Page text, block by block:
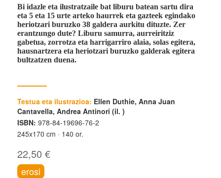
Bi idazle eta ilustratzaile bat liburu batean sartu dira
eta 5 eta 15 urte arteko haurrek eta gazteek egindako
heriotzari buruzko 38 galdera aurkitu dituzte. Zer
erantzungo dute? Liburu samurra, aurreiritziz
gabetua, zorrotza eta harrigarriro alaia, solas egitera,
hausnartzera eta heriotzari buruzko galderak egitera
bultzatzen duena.
Testua eta ilustrazioa: Ellen Duthie, Anna Juan
Cantavella, Andrea Antinori (il. )
ISBN: 978-84-19696-76-2
245x170 cm
140 or.
22,50 €
erosi